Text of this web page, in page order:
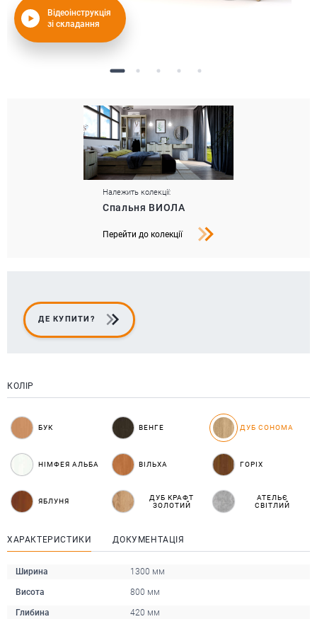
Відеоінструкція
зі складання
Належить колекції:
Спальня ВИОЛА
Перейти до колекції
ДЕ КУПИТИ?
КОЛІР
БУК ВЕНГЕ ДУБ СОНОМА
НІМФЕЯ АЛЬБА ВІЛЬХА ГОРІХ
ЯБЛУНЯ
ДУБ КРАФТ
ЗОЛОТИЙ
АТЕЛЬЄ
СВІТЛИЙ
ХАРАКТЕРИСТИКИ ДОКУМЕНТАЦІЯ
Ширина 1300 мм
Висота 800 мм
Глибина 420 мм